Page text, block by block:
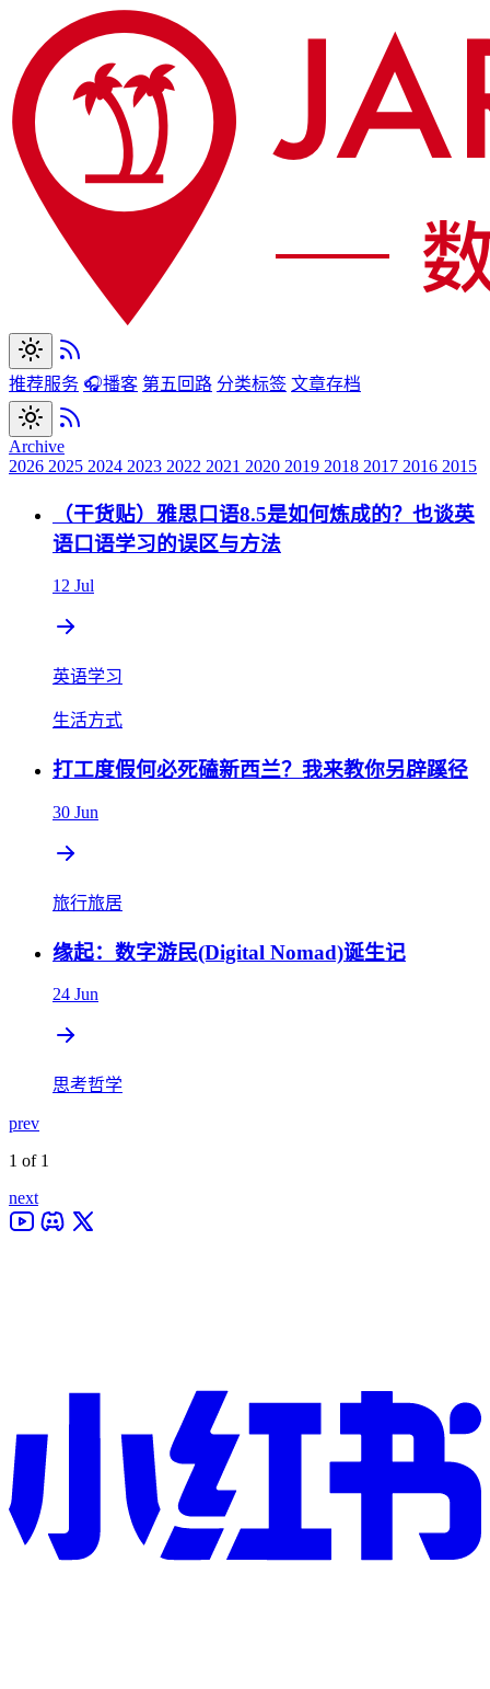
推荐服务 🎧播客 第五回路 分类标签 文章存档
Archive
2026 2025 2024 2023 2022 2021 2020 2019 2018 2017 2016 2015
（干货贴）雅思口语8.5是如何炼成的？也谈英
语口语学习的误区与方法
12 Jul
英语学习
生活方式
打工度假何必死磕新西兰？我来教你另辟蹊径
30 Jun
旅行旅居
缘起：数字游民(Digital Nomad)诞生记
24 Jun
思考哲学
prev
1 of 1
next